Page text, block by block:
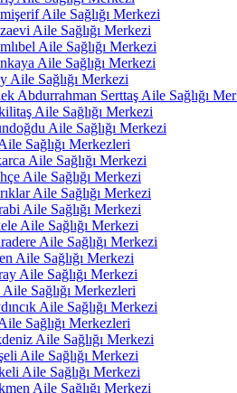
Aile Sağlığı Merkezi
Aile Sağlığı Merkezi
Aile Sağlığı Merkezi
Aile Sağlığı Merkezi
Aile Sağlığı Merkezi
Abdurrahman Serttaş Aile Sağlığı
Aile Sağlığı Merkezi
Aile Sağlığı Merkezi
Sağlığı Merkezleri
Aile Sağlığı Merkezi
Aile Sağlığı Merkezi
Aile Sağlığı Merkezi
Aile Sağlığı Merkezi
Aile Sağlığı Merkezi
Aile Sağlığı Merkezi
Aile Sağlığı Merkezi
Aile Sağlığı Merkezi
Aile Sağlığı Merkezleri
Aile Sağlığı Merkezi
Sağlığı Merkezleri
Aile Sağlığı Merkezi
Aile Sağlığı Merkezi
Aile Sağlığı Merkezi
Aile Sağlığı Merkezi